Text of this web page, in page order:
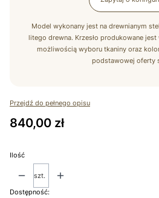
Model wykonany jest na drewnianym
litego drewna. Krzesło produkowane
możliwością wyboru tkaniny oraz
podstawowej oferty
Przejdź do pełnego opisu
Cena
840,00 zł
Ilość
szt.
Dostępność: